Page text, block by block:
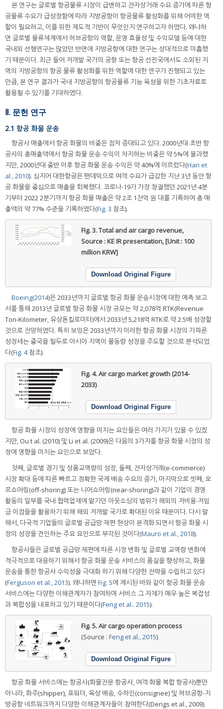
본 연구는 글로벌 항공물류 시장이 급변하고 전자상거래 수요 증가에 따른 항
공물류 수요가 급성장함에 따라 지방공항이 항공물류 활성화를 위해 어떠한 역
할이 필요하고, 이를 위한 제도적 기반이 무엇인지 연구하고자 하였다. 왜냐하
면 글로벌 물류체계에서 허브공항의 역할, 운영 효율성 및 수익모델 등에 대한
국내외 선행연구는 많았던 반면에 지방공항에 대한 연구는 상대적으로 미흡했
기 때문이다. 최근 들어 저개발 국가의 공항 또는 항공 선진국에서도 소외된 지
역의 지방공항의 항공 물류 활성화를 위한 역할에 대한 연구가 진행되고 있는
만큼, 본 연구 결과가 국내 지방공항의 항공물류 기능 육성을 위한 기초자료로
활용될 수 있기를 기대하였다.
Ⅱ. 문헌 연구
2.1 항공 화물 운송
항공사 매출에서 항공 화물의 비중은 점차 증대되고 있다. 2000년대 초반 항
공사의 총매출액에서 항공 화물 운송 수익이 차지하는 비중은 약 5%에 불과했
지만, 2000년대 중반 이후 항공 화물 운송 수익은 약 40%에 이르렀다(Han et
al., 2010). 심지어 대한항공은 팬데믹으로 여객 수요가 급감한 지난 3년 동안 항
공 화물을 중심으로 매출을 회복했다. 코로나-19가 가장 창궐했던 2021년 4분
기부터 2022 2분기까지 항공 화물 매출은 약 2조 1천억 원 대를 기록하여 총 매
출액의 약 77% 수준을 기록하였다(Fig. 3 참조).
Fig. 3.Total and air cargo revenue,
Source : KE IR presentation, [Unit : 100
million KRW]
Download Original Figure
Boeing(2014)은 2033년까지 글로벌 항공 화물 운송시장에 대한 예측 보고
서를 통해 2013년 글로벌 항공 화물 시장 규모는 약 2,078억 RTK(Revenue
Ton-Kilometer, 유상톤킬로미터)에서 2033년 5,218억 RTK로 약 2.5배 성장할
것으로 전망하였다. 특히 보잉은 2033년까지 이러한 항공 화물 시장의 가파른
성장세는 중국을 필두로 아시아 지역이 물동량 성장을 주도할 것으로 분석되었
다(Fig. 4참조).
Fig. 4.Air cargo market growth (2014-
2033)
Download Original Figure
항공 화물 시장의 성장에 영향을 미치는 요인들은 여러 가지가 있을 수 있겠
지만, Ou t al. (2010) 및 Li et al. (2009)은 다음의 3가지를 항공 화물 시장의 성
장에 영향을 미치는 요인으로 보았다.
첫째, 글로벌 경기 및 상품교역량의 성장, 둘째, 전자상거래(e-commerce)
시장 확대 등에 따른 빠르고 정확한 국제 배송 수요의 증가, 마지막으로 셋째, 오
프쇼어링(off-shoring) 또는 니어쇼어링(near-shoring)과 같이 기업이 경영
활동의 일부를 국내 협력업체에 맡기던 아웃소싱의 범위가 해외의 저비용·저임
금 이점들을 활용하기 위해 해외 저개발 국가로 확대된 이유 때문이다. 다시 말
해서, 다국적 기업들의 글로벌 공급망 재편 현상이 본격화 되면서 항공 화물 시
장의 성장을 견인하는 주요 요인으로 부각된 것이다(Mauro et al., 2018).
항공사들은 글로벌 공급망 재편에 따른 시장 변화 및 글로벌 교역량 변화에
적극적으로 대응하기 위해서 항공 화물 운송 서비스의 품질을 향상하고, 화물
운송을 통한 항공사 수익성을 극대화 하기 위해 다양한 전략을 수립하고 있다
(Ferguson et al., 2013). 왜냐하면 Fig. 5에 제시된 바와 같이 항공 화물 운송
서비스에는 다양한 이해관계자가 참여하며 서비스 그 자체가 매우 높은 복잡성
과 복합성을 내포하고 있기 때문이다(Feng et al.. 2015).
Fig. 5.Air cargo operation process
(Source : Feng et al., 2015)
Download Original Figure
항공 화물 서비스에는 항공사(화물전문 항공사, 여객·화물 복합 항공사)뿐만
아니라, 화주(shipper), 포워더, 육상 배송, 수하인(consignee) 및 허브공항-지
방공항 네트워크까지 다양한 이해관계자들이 참여한다(Derigs et al., 2009).